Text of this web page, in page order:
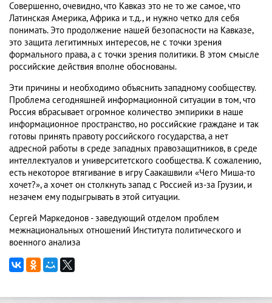
Совершенно, очевидно, что Кавказ это не то же самое, что
Латинская Америка, Африка и т.д., и нужно четко для себя
понимать. Это продолжение нашей безопасности на Кавказе,
это защита легитимных интересов, не с точки зрения
формального права, а с точки зрения политики. В этом смысле
российские действия вполне обоснованы.
Эти причины и необходимо объяснить западному сообществу.
Проблема сегодняшней информационной ситуации в том, что
Россия вбрасывает огромное количество эмпирики в наше
информационное пространство, но российские граждане и так
готовы принять правоту российского государства, а нет
адресной работы в среде западных правозащитников, в среде
интеллектуалов и университетского сообщества. К сожалению,
есть некоторое втягивание в игру Саакашвили «Чего Миша-то
хочет?», а хочет он столкнуть запад с Россией из-за Грузии, и
незачем ему подыгрывать в этой ситуации.
Сергей Маркедонов - заведующий отделом проблем
межнациональных отношений Института политического и
военного анализа